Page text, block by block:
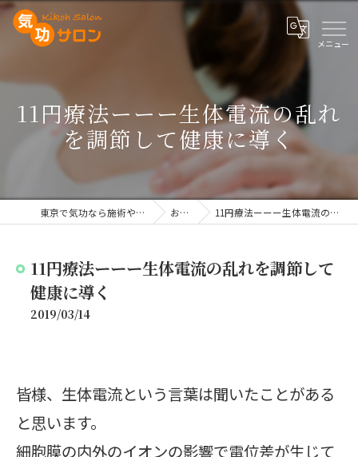
11円療法ーーー生体電流の乱れ
を調節して健康に導く
東京で気功なら施術や講座を行う気功サロン お知らせ 11円療法ーーー生体電流の乱れを調節して健康に導く
11円療法ーーー生体電流の乱れを調節して
健康に導く
2019/03/14
皆様、生体電流という言葉は聞いたことがある
と思います。
細胞膜の内外のイオンの影響で電位差が生じて